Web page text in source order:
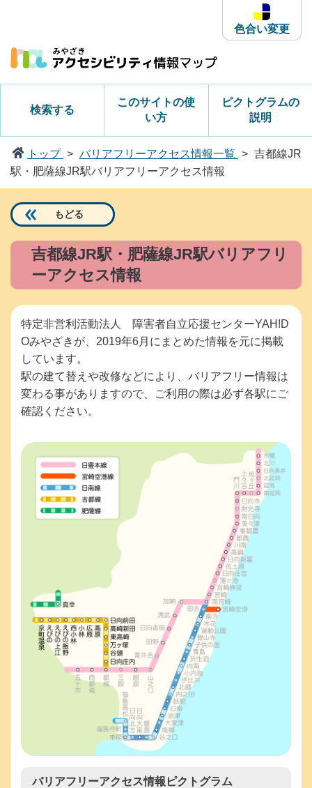
ス
色合い変更
検索する
このサイトの使
い方
ピクトグラムの
説明
トップ バリアフリーアクセス情報一覧
吉都線JR
駅・肥薩線JR駅バリアフリーアクセス情報
もどる
吉都線JR駅・肥薩線JR駅バリアフリ
ーアクセス情報
特定非営利活動法人 障害者自立応援センターYAH!D
Oみやざきが、2019年6月にまとめた情報を元に掲載
しています。
駅の建て替えや改修などにより、バリアフリー情報は
変わる事がありますので、ご利用の際は必ず各駅にご
確認ください。
バリアフリーアクセス情報ピクトグラム